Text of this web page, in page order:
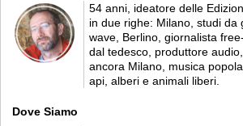
54 anni, ideatore delle
in due righe: Milano, studi da
wave, Berlino, giornalista
dal tedesco, produttore
ancora Milano, musica
api, alberi e animali liberi.
Dove Siamo